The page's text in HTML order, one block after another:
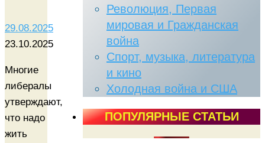
29.08.2025
23.10.2025
Многие
либералы
утверждают,
что надо
жить
Революция, Первая
мировая и Гражданская
война
Спорт, музыка, литература
и кино
Холодная война и США
ПОПУЛЯРНЫЕ СТАТЬИ